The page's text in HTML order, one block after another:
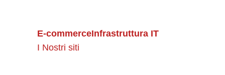
E-commerceInfrastruttura IT
I Nostri siti